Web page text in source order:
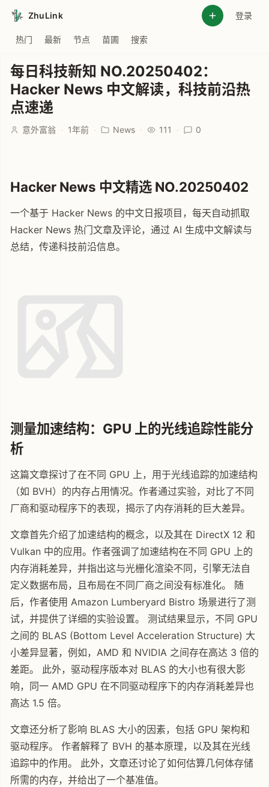
ZhuLink 登录
热门 最新 节点 苗圃 搜索
每日科技新知 NO.20250402：
Hacker News 中文解读，科技前沿热
点速递
意外富翁 · 1年前 · News · 111 · 0
Hacker News 中文精选 NO.20250402
一个基于 Hacker News 的中文日报项目，每天自动抓取
Hacker News 热门文章及评论，通过 AI 生成中文解读与
总结，传递科技前沿信息。
测量加速结构：GPU 上的光线追踪性能分
析
这篇文章探讨了在不同 GPU 上，用于光线追踪的加速结构
（如 BVH）的内存占用情况。作者通过实验，对比了不同
厂商和驱动程序下的表现，揭示了内存消耗的巨大差异。
文章首先介绍了加速结构的概念，以及其在 DirectX 12 和
Vulkan 中的应用。作者强调了加速结构在不同 GPU 上的
内存消耗差异，并指出这与光栅化渲染不同，引擎无法自
定义数据布局，且布局在不同厂商之间没有标准化。 随
后，作者使用 Amazon Lumberyard Bistro 场景进行了测
试，并提供了详细的实验设置。 测试结果显示，不同 GPU
之间的 BLAS (Bottom Level Acceleration Structure) 大
小差异显著，例如，AMD 和 NVIDIA 之间存在高达 3 倍的
差距。 此外，驱动程序版本对 BLAS 的大小也有很大影
响，同一 AMD GPU 在不同驱动程序下的内存消耗差异也
高达 1.5 倍。
文章还分析了影响 BLAS 大小的因素，包括 GPU 架构和
驱动程序。 作者解释了 BVH 的基本原理，以及其在光线
追踪中的作用。 此外，文章还讨论了如何估算几何体存储
所需的内存，并给出了一个基准值。